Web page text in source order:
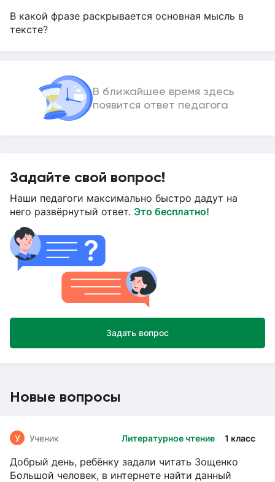
В какой фразе раскрывается основная мысль в
тексте?
В ближайшее время здесь
появится ответ педагога
Задайте свой вопрос!
Наши педагоги максимально быстро дадут на
него развёрнутый ответ. Это бесплатно!
Задать вопрос
Новые вопросы
Литературное чтение 1 класс
У Ученик
Добрый день, ребёнку задали читать Зощенко
Большой человек, в интернете найти данный